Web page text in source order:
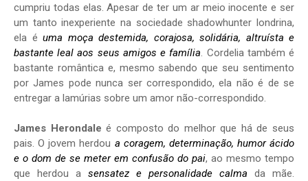
cumpriu todas elas. Apesar de ter um ar meio inocente e ser
um tanto inexperiente na sociedade shadowhunter londrina,
ela é uma moça destemida, corajosa, solidária, altruísta e
bastante leal aos seus amigos e família. Cordelia também é
bastante romântica e, mesmo sabendo que seu sentimento
por James pode nunca ser correspondido, ela não é de se
entregar a lamúrias sobre um amor não-correspondido.
James Herondale é composto do melhor que há de seus
pais. O jovem herdou a coragem, determinação, humor ácido
e o dom de se meter em confusão do pai, ao mesmo tempo
que herdou a sensatez e personalidade calma da mãe.